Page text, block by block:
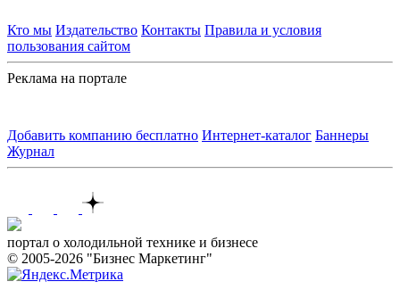
Кто мы Издательство Контакты Правила и условия
пользования сайтом
Реклама на портале
Добавить компанию бесплатно Интернет-каталог Баннеры
Журнал
портал о холодильной технике и бизнесе
© 2005-2026 "Бизнес Маркетинг"